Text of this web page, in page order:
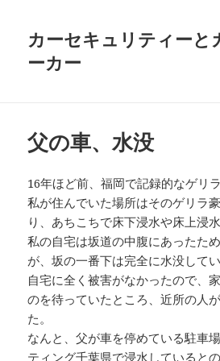
カーセキュリティーと
ーカー
父の車、水没
16年ほど前、福岡で記録的なゲリ
私が住んでいた場所はそのゲリラ
り、あちこちで床下浸水や床上浸
私の自宅は坂道の中腹にあったた
が、坂の一番下は完全に水没してい
自宅に全く被害がなかったので、
のを待っていたところ、近所の人
た。
なんと、父が車を停めている駐車
ティング千葉県で浸水していると